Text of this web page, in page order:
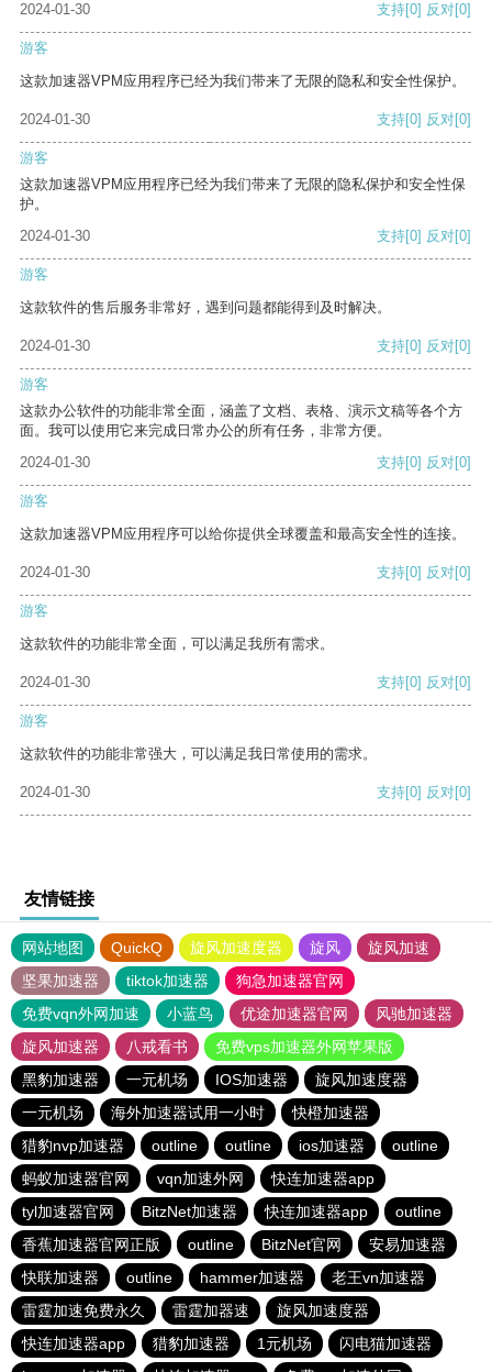
2024-01-30
支持[0] 反对[0]
游客
这款加速器VPM应用程序已经为我们带来了无限的隐私和安全性保护。
2024-01-30 支持[0] 反对[0]
游客
这款加速器VPM应用程序已经为我们带来了无限的隐私保护和安全性保
护。
2024-01-30
支持[0] 反对[0]
游客
这款软件的售后服务非常好，遇到问题都能得到及时解决。
2024-01-30 支持[0] 反对[0]
游客
这款办公软件的功能非常全面，涵盖了文档、表格、演示文稿等各个方
面。我可以使用它来完成日常办公的所有任务，非常方便。
2024-01-30
支持[0] 反对[0]
游客
这款加速器VPM应用程序可以给你提供全球覆盖和最高安全性的连接。
2024-01-30 支持[0] 反对[0]
游客
这款软件的功能非常全面，可以满足我所有需求。
2024-01-30 支持[0] 反对[0]
游客
这款软件的功能非常强大，可以满足我日常使用的需求。
2024-01-30 支持[0] 反对[0]
友情链接
网站地图 QuickQ 旋风加速度器 旋风
旋风加速
坚果加速器
tiktok加速器
狗急加速器官网
免费vqn外网加速
小蓝鸟 优途加速器官网
风驰加速器
旋风加速器
八戒看书
免费vps加速器外网苹果版
黑豹加速器
一元机场 IOS加速器
旋风加速度器
一元机场
海外加速器试用一小时
快橙加速器
猎豹nvp加速器
outline outline ios加速器
outline
蚂蚁加速器官网
vqn加速外网
快连加速器app
tyl加速器官网
BitzNet加速器 快连加速器app
outline
香蕉加速器官网正版
outline BitzNet官网
安易加速器
快联加速器
outline hammer加速器
老王vn加速器
雷霆加速免费永久
雷霆加器速
旋风加速度器
快连加速器app
猎豹加速器 1元机场
闪电猫加速器